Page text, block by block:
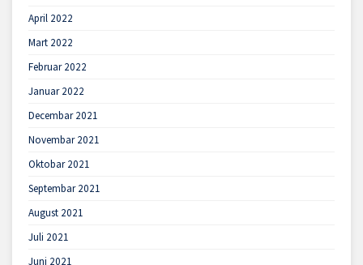
April 2022
Mart 2022
Februar 2022
Januar 2022
Decembar 2021
Novembar 2021
Oktobar 2021
Septembar 2021
August 2021
Juli 2021
Juni 2021